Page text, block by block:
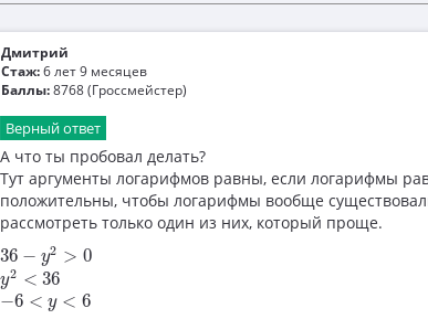
Дмитрий
Стаж:6 лет 9 месяцев
Баллы:8768 (Гроссмейстер)
Верный ответ
А что ты пробовал делать?
Тут аргументы логарифмов равны, если логарифмы
положительны, чтобы логарифмы вообще
рассмотреть только один из них, который проще.
36 − y2 > 0
36 2>0
y2 < 36
y2 36
−6 < y < 6
− 6<y <6